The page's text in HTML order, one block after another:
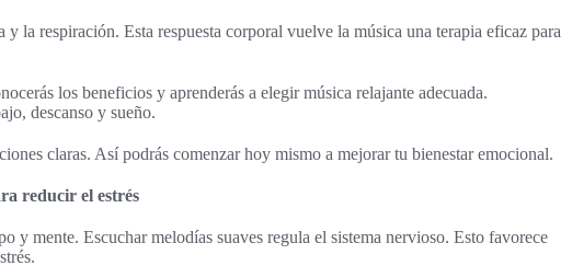
la respiración. Esta respuesta corporal vuelve la música una terapia eficaz para
los beneficios y aprenderás a elegir música relajante adecuada.
descanso y sueño.
claras. Así podrás comenzar hoy mismo a mejorar tu bienestar emocional.
reducir el estrés
y mente. Escuchar melodías suaves regula el sistema nervioso. Esto favorece